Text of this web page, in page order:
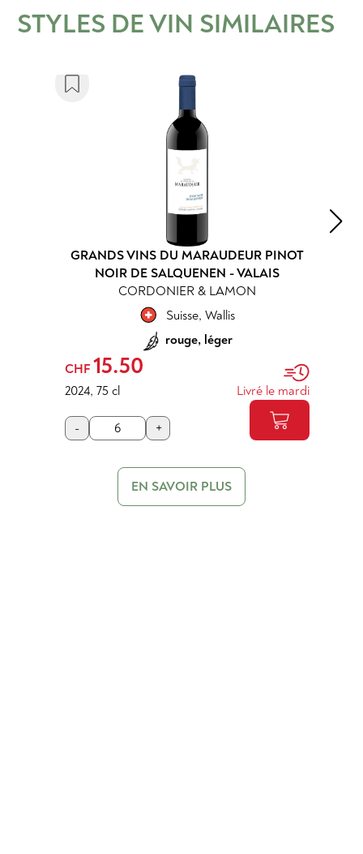
STYLES DE VIN SIMILAIRES
GRANDS VINS DU MARAUDEUR PINOT
NOIR DE SALQUENEN - VALAIS
CORDONIER & LAMON
Suisse, Wallis
rouge, léger
CHF 15.50
2024, 75 cl Livré le mardi
- +
EN SAVOIR PLUS